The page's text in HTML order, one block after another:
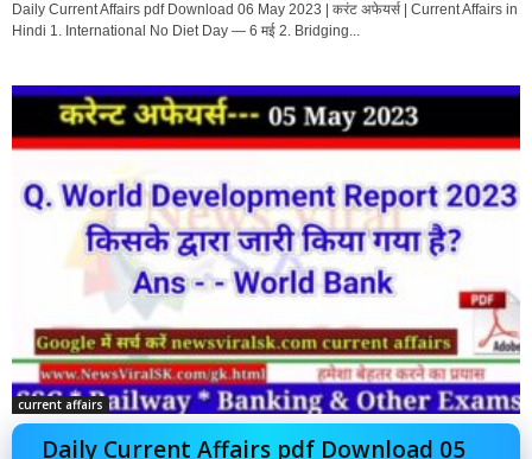
Daily Current Affairs pdf Download 06 May 2023 | करंट अफेयर्स | Current Affairs in
Hindi 1. International No Diet Day — 6 मई 2. Bridging...
current affairs
Daily Current Affairs pdf Download 05